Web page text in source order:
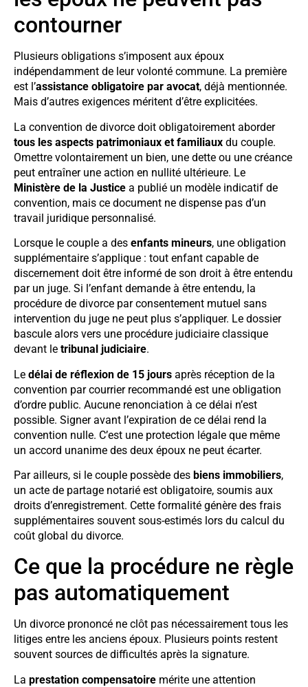
contourner
Plusieurs obligations s’imposent aux époux
indépendamment de leur volonté commune. La première
est l’assistance obligatoire par avocat, déjà mentionnée.
Mais d’autres exigences méritent d’être explicitées.
La convention de divorce doit obligatoirement aborder
tous les aspects patrimoniaux et familiaux du couple.
Omettre volontairement un bien, une dette ou une créance
peut entraîner une action en nullité ultérieure. Le
Ministère de la Justice a publié un modèle indicatif de
convention, mais ce document ne dispense pas d’un
travail juridique personnalisé.
Lorsque le couple a des enfants mineurs, une obligation
supplémentaire s’applique : tout enfant capable de
discernement doit être informé de son droit à être entendu
par un juge. Si l’enfant demande à être entendu, la
procédure de divorce par consentement mutuel sans
intervention du juge ne peut plus s’appliquer. Le dossier
bascule alors vers une procédure judiciaire classique
devant le tribunal judiciaire.
Le délai de réflexion de 15 jours après réception de la
convention par courrier recommandé est une obligation
d’ordre public. Aucune renonciation à ce délai n’est
possible. Signer avant l’expiration de ce délai rend la
convention nulle. C’est une protection légale que même
un accord unanime des deux époux ne peut écarter.
Par ailleurs, si le couple possède des biens immobiliers,
un acte de partage notarié est obligatoire, soumis aux
droits d’enregistrement. Cette formalité génère des frais
supplémentaires souvent sous-estimés lors du calcul du
coût global du divorce.
Ce que la procédure ne règle
pas automatiquement
Un divorce prononcé ne clôt pas nécessairement tous les
litiges entre les anciens époux. Plusieurs points restent
souvent sources de difficultés après la signature.
La prestation compensatoire mérite une attention